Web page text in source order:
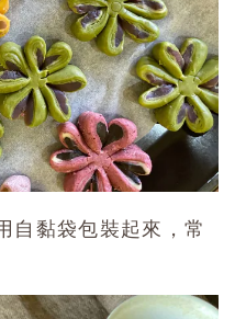
自黏袋包裝起來，常